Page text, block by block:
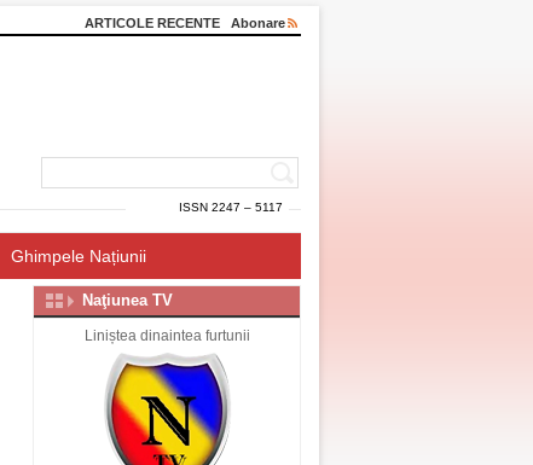
ARTICOLE RECENTE Abonare
ISSN 2247 – 5117
Ghimpele Națiunii
Naţiunea TV
Liniștea dinaintea furtunii